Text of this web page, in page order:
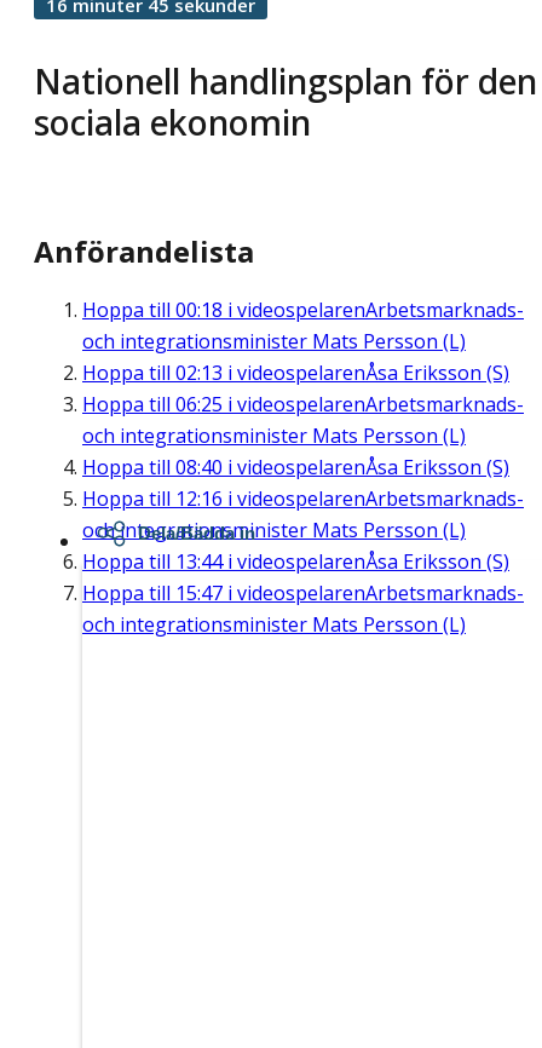
Nationell handlingsplan för den
sociala ekonomin
16 minuter 45 sekunder
Anförandelista
Hoppa till 00:18 i videospelarenArbetsmarknads-
och integrationsminister Mats Persson (L)
Hoppa till 02:13 i videospelarenÅsa Eriksson (S)
Hoppa till 06:25 i videospelarenArbetsmarknads-
och integrationsminister Mats Persson (L)
Hoppa till 08:40 i videospelarenÅsa Eriksson (S)
Hoppa till 12:16 i videospelarenArbetsmarknads-
och integrationsminister Mats Persson (L)
Hoppa till 13:44i videospelarenÅsa Eriksson (S)
Hoppa till 15:47 i videospelarenArbetsmarknads-
och integrationsminister Mats Persson (L)
Dela/Bädda in